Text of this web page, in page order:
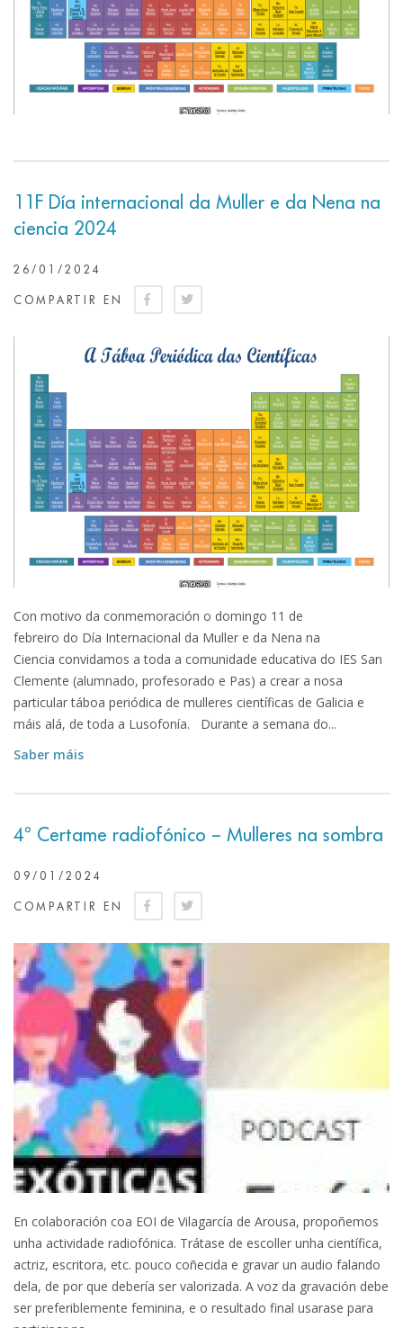
11F Día internacional da Muller e da Nena na
ciencia 2024
26/01/2024
COMPARTIR EN
Con motivo da conmemoración o domingo 11 de
febreiro do Día Internacional da Muller e da Nena na
Ciencia convidamos a toda a comunidade educativa do IES San
Clemente (alumnado, profesorado e Pas) a crear a nosa
particular táboa periódica de mulleres científicas de Galicia e
máis alá, de toda a Lusofonía. Durante a semana do...
Saber máis
4º Certame radiofónico – Mulleres na sombra
09/01/2024
COMPARTIR EN
En colaboración coa EOI de Vilagarcía de Arousa, propoñemos
unha actividade radiofónica. Trátase de escoller unha científica,
actriz, escritora, etc. pouco coñecida e gravar un audio falando
dela, de por que debería ser valorizada. A voz da gravación debe
ser preferiblemente feminina, e o resultado final usarase para